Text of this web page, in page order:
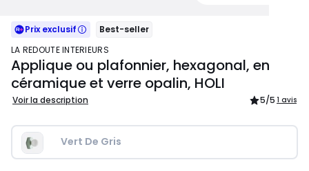
Prix exclusif
Best-seller
LA REDOUTE INTERIEURS
Applique ou plafonnier, hexagonal, en
céramique et verre opalin, HOLI
Voir la description 5/5 1 avis
Vert De Gris